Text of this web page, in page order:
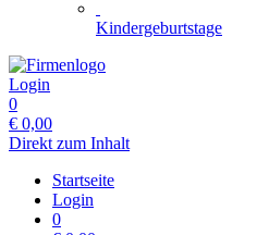
Kindergeburtstage
Login
0
€ 0,00
Direkt zum Inhalt
Startseite
Login
0